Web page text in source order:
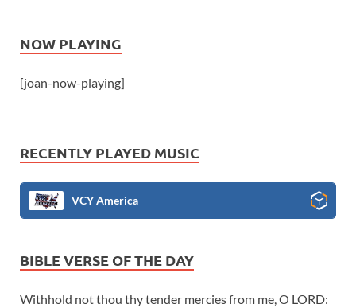
NOW PLAYING
[joan-now-playing]
RECENTLY PLAYED MUSIC
VCY America
BIBLE VERSE OF THE DAY
Withhold not thou thy tender mercies from me, O LORD: